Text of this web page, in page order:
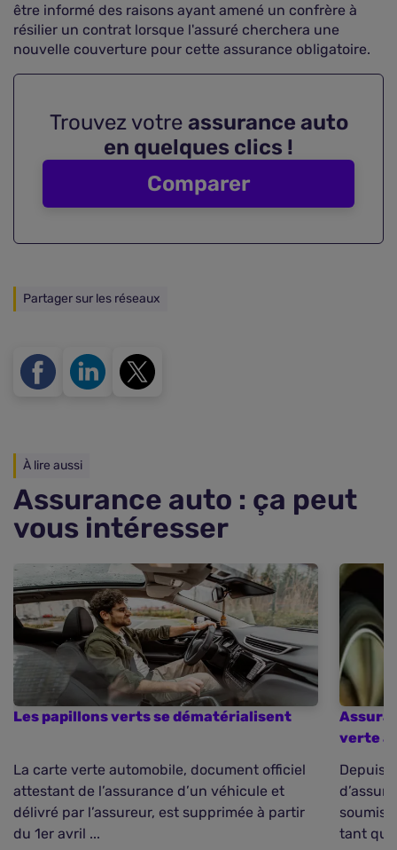
être informé des raisons ayant amené un confrère à
résilier un contrat lorsque l'assuré cherchera une
nouvelle couverture pour cette assurance obligatoire.
Trouvez votre assurance auto
en quelques clics !
Comparer
Partager sur les réseaux
À lire aussi
Assurance auto : ça peut
vous intéresser
Les papillons verts se dématérialisent
La carte verte automobile, document officiel
attestant de l’assurance d’un véhicule et
délivré par l’assureur, est supprimée à partir
du 1er avril ...
verte
Depuis
soumis
tant